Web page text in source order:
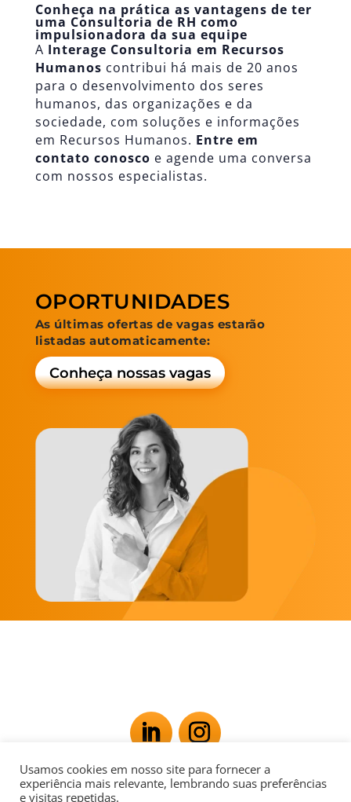
Conheça na prática as vantagens de ter
uma Consultoria de RH como
impulsionadora da sua equipe
A Interage Consultoria em Recursos
Humanos contribui há mais de 20 anos
para o desenvolvimento dos seres
humanos, das organizações e da
sociedade, com soluções e informações
em Recursos Humanos. Entre em
contato conosco e agende uma conversa
com nossos especialistas.
OPORTUNIDADES
As últimas ofertas de vagas estarão
listadas automaticamente:
Conheça nossas vagas
Av. Rio Branco, 181 - Centro, Rio de Janeiro - RJ,
Usamos cookies em nosso site para fornecer a
experiência mais relevante, lembrando suas preferências
e visitas repetidas.